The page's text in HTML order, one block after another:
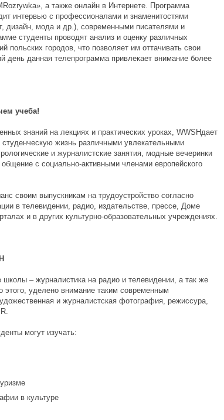
а также онлайн в Интернете. Программа
интервью с профессионалами и знаменитостями
дизайн, мода и др.), современными писателями и
студенты проводят анализ и оценку различных
польских городов, что позволяет им оттачивать свои
день данная телепрограмма привлекает внимание более
учеба!
знаний на лекциях и практических уроках, WWSHдает
студенческую жизнь различными увлекательными
и журналистские занятия, модные вечеринки
с социально-активными членами европейского
своим выпускникам на трудоустройство согласно
в телевидении, радио, издательстве, прессе, Доме
и в других культурно-образовательных учреждениях.
школы – журналистика на радио и телевидении, а так же
этого, уделено внимание таким современным
и журналистская фотография, режиссура,
могут изучать:
в культуре